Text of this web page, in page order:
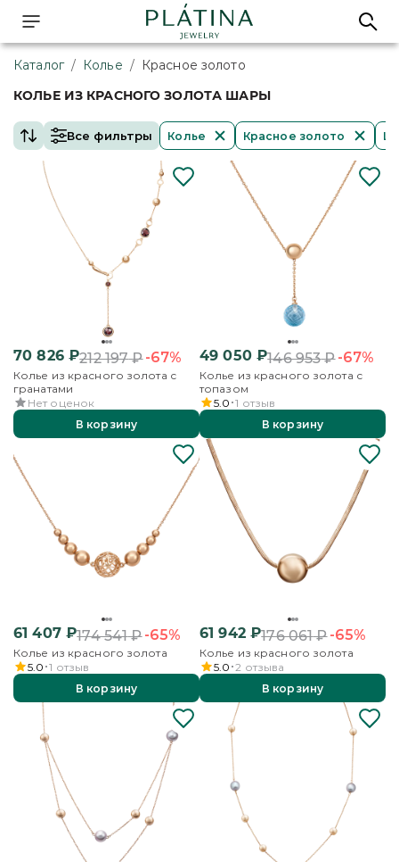
Каталог / Колье / Красное золото
КОЛЬЕ ИЗ КРАСНОГО ЗОЛОТА ШАРЫ
Все фильтры Колье Красное золото
70 826₽212 197₽-67%
Колье из красного золота с
гранатами
Нет оценок
В корзину
49 050₽146 953₽-67%
Колье из красного золота с
топазом
5.0 1 отзыв
В корзину
61 407₽174 541₽-65%
Колье из красного золота
5.0 1 отзыв
В корзину
61 942₽176 061₽-65%
Колье из красного золота
5.0 2 отзыва
В корзину